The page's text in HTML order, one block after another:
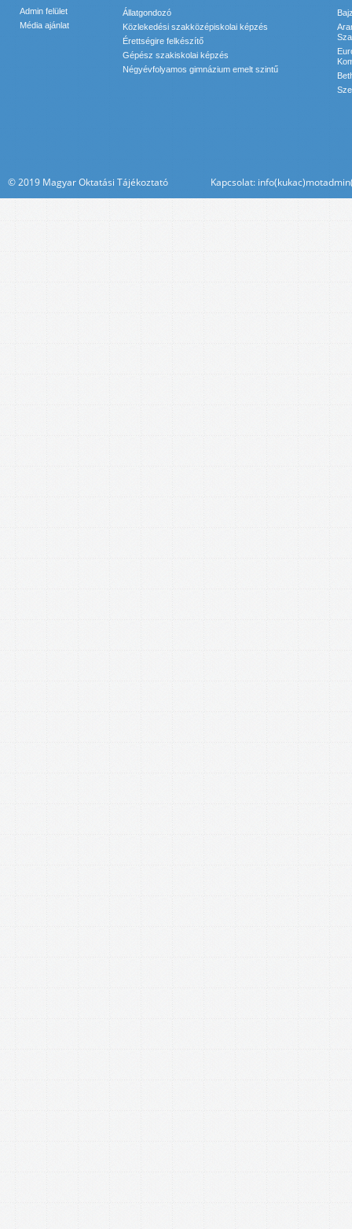
Admin felület
Média ajánlat
Állatgondozó
Közlekedési szakközépiskolai képzés
Érettségire felkészítő
Gépész szakiskolai képzés
Négyévfolyamos gimnázium emelt szintű
© 2019 Magyar Oktatási Tájékoztató Kapcsolat: